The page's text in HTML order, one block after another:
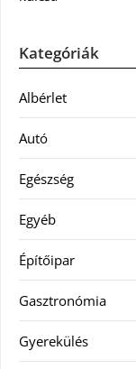
Kategóriák
Albérlet
Autó
Egészség
Egyéb
Építőipar
Gasztronómia
Gyerekülés